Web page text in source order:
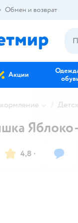
Обмен и возврат
Акции
4,8 ·